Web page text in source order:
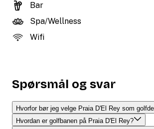
Bar
Spa/Wellness
Wifi
Spørsmål og svar
Hvorfor bør jeg velge Praia D'El Rey som
Hvordan er golfbanen på Praia D'El Rey?